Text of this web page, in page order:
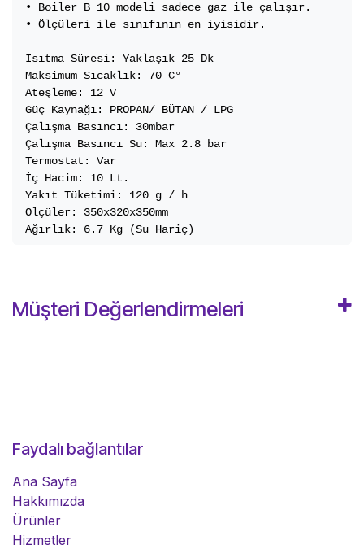
• Boiler B 10 modeli sadece gaz ile çalışır.
• Ölçüleri ile sınıfının en iyisidir.
Isıtma Süresi: Yaklaşık 25 Dk
Maksimum Sıcaklık: 70 C°
Ateşleme: 12 V
Güç Kaynağı: PROPAN/ BÜTAN / LPG
Çalışma Basıncı: 30mbar
Çalışma Basıncı Su: Max 2.8 bar
Termostat: Var
İç Hacim: 10 Lt.
Yakıt Tüketimi: 120 g / h
Ölçüler: 350x320x350mm
Ağırlık: 6.7 Kg (Su Hariç)
Müşteri Değerlendirmeleri
Faydalı bağlantılar
Ana Sayfa
Hakkımızda
Ürünler
Hizmetler